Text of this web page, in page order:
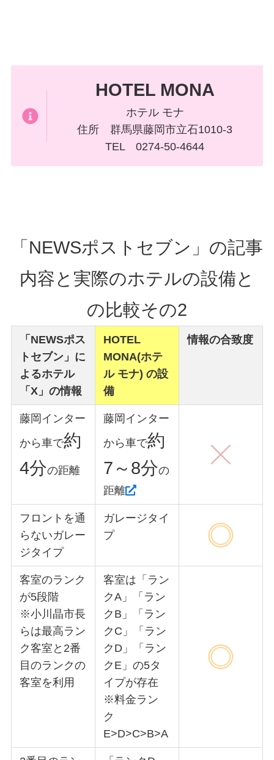
HOTEL MONA
ホテル モナ
住所 群馬県藤岡市立石1010-3
TEL 0274-50-4644
「NEWSポストセブン」の記事
内容と実際のホテルの設備と
の比較その2
「NEWSポス
トセブン」に
よるホテル
「X」の情報
HOTEL
MONA(ホテ
ル モナ) の設
備
情報の合致度
藤岡インター
から車で約
4分の距離
藤岡インター
から車で約
7～8分の
距離
フロントを通
らないガレー
ジタイプ
ガレージタイ
プ
客室のランク
が5段階
※小川晶市長
らは最高ラン
ク客室と2番
目のランクの
客室を利用
客室は「ラン
クA」「ラン
クB」「ラン
クC」「ラン
クD」「ラン
クE」の5タ
イプが存在
※料金ラン
ク
E>D>C>B>A